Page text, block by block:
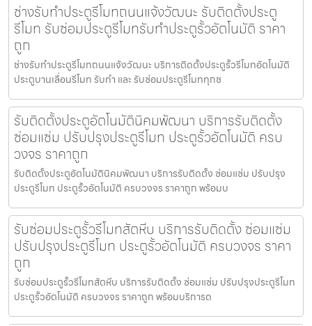
ช่างรับทำประตูรีโมทถนนแจ้งวัฒนะ รับติดตั้งประตู
รีโมท รับซ่อมประตูรีโมทรับทำประตูรั้วอัตโนมัติ ราคา
ถูก
ช่างรับทำประตูรีโมทถนนแจ้งวัฒนะ บริการติดตั้งประตูรั้วรีโมทอัตโนมัติ
ประตูบานเลื่อนรีโมท รับทำ และ รับซ่อมประตูรีโมททุกช
รับติดตั้งประตูอัตโนมัตินิคมพัฒนา บริการรับติดตั้ง
ซ่อมแซ่ม ปรับปรุงประตูรีโมท ประตูรั้วอัตโนมัติ ครบ
วงจร ราคาถูก
รับติดตั้งประตูอัตโนมัตินิคมพัฒนา บริการรับติดตั้ง ซ่อมแซ่ม ปรับปรุง
ประตูรีโมท ประตูรั้วอัตโนมัติ ครบวงจร ราคาถูก พร้อมบ
รับซ่อมประตูรั้วรีโมทสัตหีบ บริการรับติดตั้ง ซ่อมแซ่ม
ปรับปรุงประตูรีโมท ประตูรั้วอัตโนมัติ ครบวงจร ราคา
ถูก
รับซ่อมประตูรั้วรีโมทสัตหีบ บริการรับติดตั้ง ซ่อมแซ่ม ปรับปรุงประตูรีโมท
ประตูรั้วอัตโนมัติ ครบวงจร ราคาถูก พร้อมบริการด